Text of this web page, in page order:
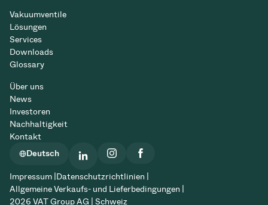
Vakuumventile
Lösungen
Services
Downloads
Glossary
Über uns
News
Investoren
Nachhaltigkeit
Kontakt
Deutsch
Impressum | Datenschutzrichtlinien |
Allgemeine Verkaufs- und Lieferbedingungen |
2026 VAT Group AG | Schweiz